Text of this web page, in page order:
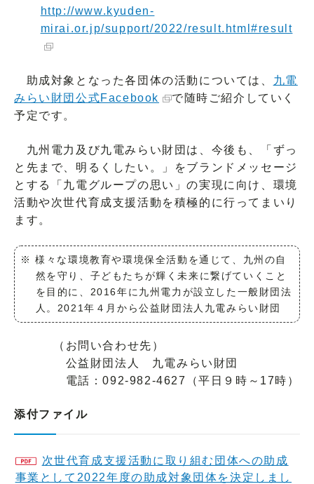
http://www.kyuden-
mirai.or.jp/support/2022/result.html#result
助成対象となった各団体の活動については、 九電
みらい財団公式Facebook
で随時ご紹介していく
予定です。
九州電力及び九電みらい財団は、今後も、「ずっ
と先まで、明るくしたい。」をブランドメッセージ
とする「九電グループの思い」の実現に向け、環境
活動や次世代育成支援活動を積極的に行ってまいり
ます。
※ 様々な環境教育や環境保全活動を通じて、九州の自
然を守り、子どもたちが輝く未来に繋げていくこと
を目的に、2016年に九州電力が設立した一般財団法
人。2021年４月から公益財団法人九電みらい財団
（お問い合わせ先）
公益財団法人 九電みらい財団
電話：092-982-4627（平日９時～17時）
添付ファイル
次世代育成支援活動に取り組む団体への助成
事業として2022年度の助成対象団体を決定しまし